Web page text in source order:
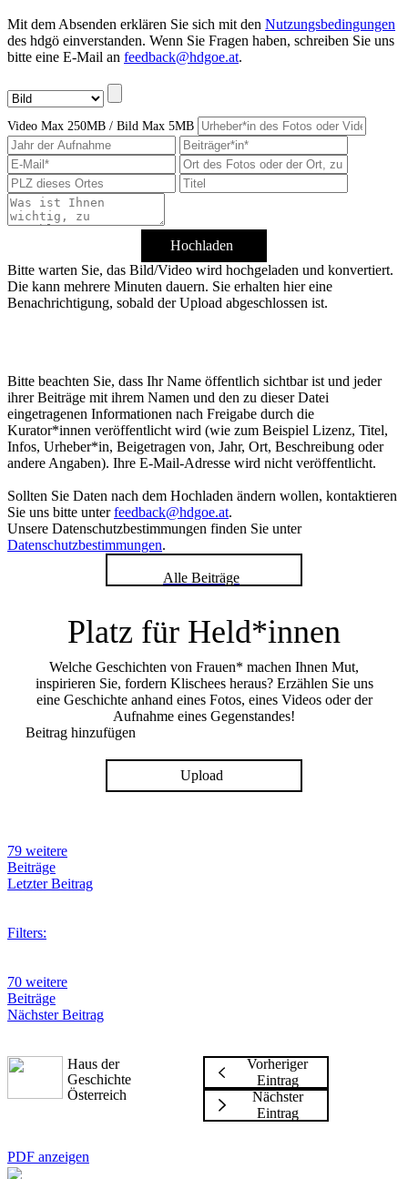
Mit dem Absenden erklären Sie sich mit den Nutzungsbedingungen
des hdgö einverstanden. Wenn Sie Fragen haben, schreiben Sie uns
bitte eine E-Mail an feedback@hdgoe.at.
Video Max 250MB / Bild Max 5MB
Hochladen
Bitte warten Sie, das Bild/Video wird hochgeladen und konvertiert.
Die kann mehrere Minuten dauern. Sie erhalten hier eine
Benachrichtigung, sobald der Upload abgeschlossen ist.
Bitte beachten Sie, dass Ihr Name öffentlich sichtbar ist und jeder
ihrer Beiträge mit ihrem Namen und den zu dieser Datei
eingetragenen Informationen nach Freigabe durch die
Kurator*innen veröffentlicht wird (wie zum Beispiel Lizenz, Titel,
Infos, Urheber*in, Beigetragen von, Jahr, Ort, Beschreibung oder
andere Angaben). Ihre E-Mail-Adresse wird nicht veröffentlicht.
Sollten Sie Daten nach dem Hochladen ändern wollen, kontaktieren
Sie uns bitte unterfeedback@hdgoe.at.
Unsere Datenschutzbestimmungen finden Sie unter
Datenschutzbestimmungen.
Alle Beiträge
Platz für Held*innen
Welche Geschichten von Frauen* machen Ihnen Mut,
inspirieren Sie, fordern Klischees heraus? Erzählen Sie uns
eine Geschichte anhand eines Fotos, eines Videos oder der
Aufnahme eines Gegenstandes!
Beitrag hinzufügen
Upload
79 weitere
Beiträge
Letzter Beitrag
Filters:
70 weitere
Beiträge
Nächster Beitrag
Haus der
Geschichte
Österreich
Vorheriger
Eintrag
Nächster
Eintrag
PDF anzeigen